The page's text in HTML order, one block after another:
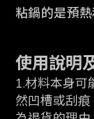
粘鍋的是預熱
使用說明
1.材料本身可
然凹槽或刮